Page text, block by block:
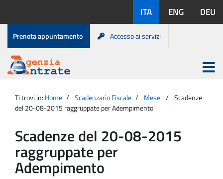
contenuto
disponibili:
ITA ENG DEU
Menu
di
servizio
Prenota appuntamento Accesso ai servizi
Agenzia
Entrate
Apri
menu
principale
Ti trovi in: Home Scadenzario Fiscale Mese
Scadenze
del 20-08-2015 raggruppate per Adempimento
Scadenze del 20-08-2015
raggruppate per
Adempimento